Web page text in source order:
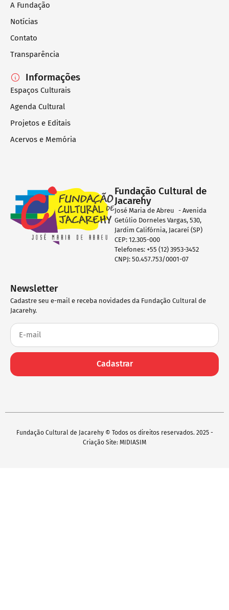
A Fundação
Notícias
Contato
Transparência
Informações
Espaços Culturais
Agenda Cultural
Projetos e Editais
Acervos e Memória
Fundação Cultural de
Jacarehy
José Maria de Abreu - Avenida
Getúlio Dorneles Vargas, 530,
Jardim Califórnia, Jacareí (SP)
CEP: 12.305-000
Telefones: +55 (12) 3953-3452
CNPJ: 50.457.753/0001-07
Newsletter
Cadastre seu e-mail e receba novidades da Fundação Cultural de
Jacarehy.
Cadastrar
Fundação Cultural de Jacarehy © Todos os direitos reservados. 2025 -
Criação Site: MIDIASIM